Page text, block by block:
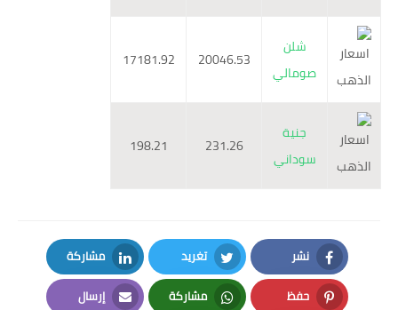
شلن
صومالي
20046.53
17181.92
جنية
سوداني
231.26
198.21
نشر
Facebook
تغريد
Twitter
مشاركة
LinkedIn
حفظ مشاركة إرسال